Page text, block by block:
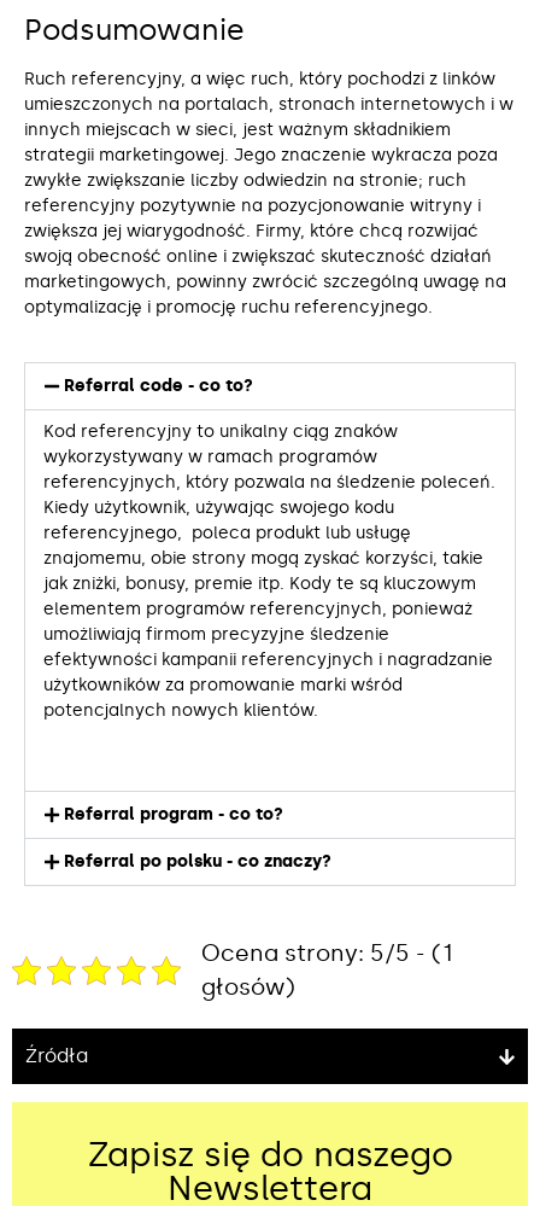
Podsumowanie
Ruch referencyjny, a więc ruch, który pochodzi z linków
umieszczonych na portalach, stronach internetowych i w
innych miejscach w sieci, jest ważnym składnikiem
strategii marketingowej. Jego znaczenie wykracza poza
zwykłe zwiększanie liczby odwiedzin na stronie; ruch
referencyjny pozytywnie na pozycjonowanie witryny i
zwiększa jej wiarygodność. Firmy, które chcą rozwijać
swoją obecność online i zwiększać skuteczność działań
marketingowych, powinny zwrócić szczególną uwagę na
optymalizację i promocję ruchu referencyjnego.
Referral code - co to?
Kod referencyjny to unikalny ciąg znaków
wykorzystywany w ramach programów
referencyjnych, który pozwala na śledzenie poleceń.
Kiedy użytkownik, używając swojego kodu
referencyjnego, poleca produkt lub usługę
znajomemu, obie strony mogą zyskać korzyści, takie
jak zniżki, bonusy, premie itp. Kody te są kluczowym
elementem programów referencyjnych, ponieważ
umożliwiają firmom precyzyjne śledzenie
efektywności kampanii referencyjnych i nagradzanie
użytkowników za promowanie marki wśród
potencjalnych nowych klientów.
Referral program - co to?
Referral po polsku - co znaczy?
Ocena strony: 5/5 - (1
głosów)
Źródła
Zapisz się do naszego
Newslettera